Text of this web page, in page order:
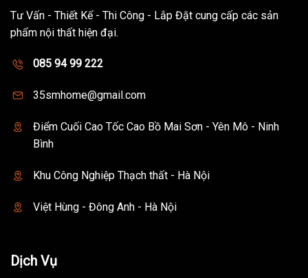
Tư Vấn - Thiết Kế - Thi Công - Lắp Đặt cung cấp các sản
phẩm nội thất hiện đại.
085 94 99 222
35smhome@gmail.com
Điểm Cuối Cao Tốc Cao Bồ Mai Sơn - Yên Mô - Ninh
Bình
Khu Công Nghiệp Thạch thất - Hà Nội
Việt Hùng - Đông Anh - Hà Nội
Dịch Vụ